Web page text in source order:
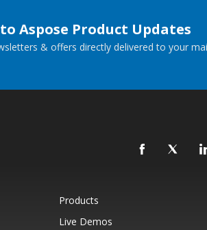
Aspose Product Updates
& offers directly delivered to your
Products
Live Demos